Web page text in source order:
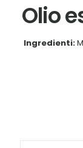
Olio
Ingredienti: